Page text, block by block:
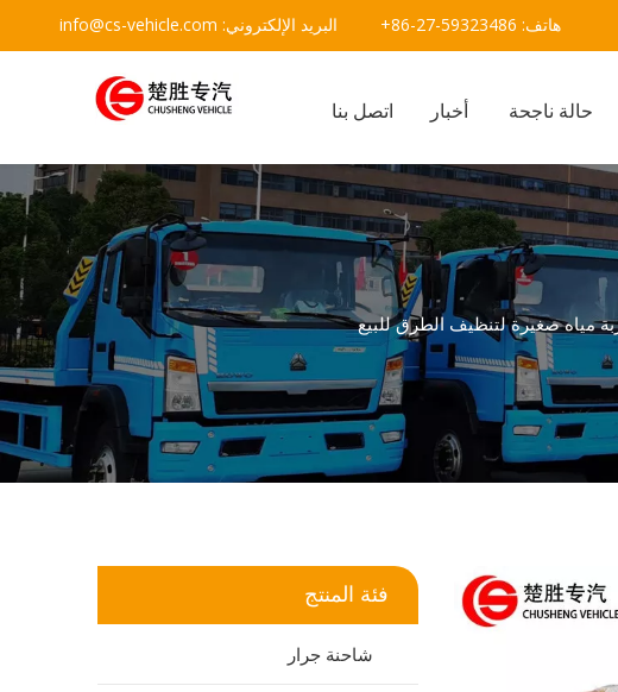
هاتف: 59323486-27-86+ البريد الإلكتروني: info@cs-vehicle.com
حالة ناجحة أخبار اتصل بنا
فئة المنتج
شاحنة جرار